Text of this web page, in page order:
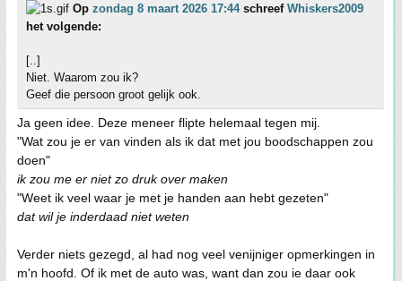
Op zondag 8 maart 2026 17:44schreef Whiskers2009
het volgende:
[..]
Niet. Waarom zou ik?
Geef die persoon groot gelijk ook.
Ja geen idee. Deze meneer flipte helemaal tegen mij.
"Wat zou je er van vinden als ik dat met jou boodschappen zou
doen"
ik zou me er niet zo druk over maken
"Weet ik veel waar je met je handen aan hebt gezeten"
dat wil je inderdaad niet weten
Verder niets gezegd, al had nog veel venijniger opmerkingen in
m'n hoofd. Of ik met de auto was, want dan zou ie daar ook